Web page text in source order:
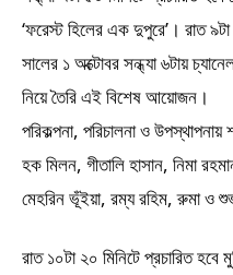
‘ফরেস্ট হিলের এক দুপুরে’। রাত
সালের ১ অক্টোবর সন্ধ্যা ৬টায়
নিয়ে তৈরি এই বিশেষ আয়োজন।
পরিকল্পনা, পরিচালনা ও
হক মিলন, গীতালি হাসান, নিমা
মেহরিন ভূঁইয়া, রম্য রহিম, রুমা ও
রাত ১০টা ২০ মিনিটে প্রচারিত হবে